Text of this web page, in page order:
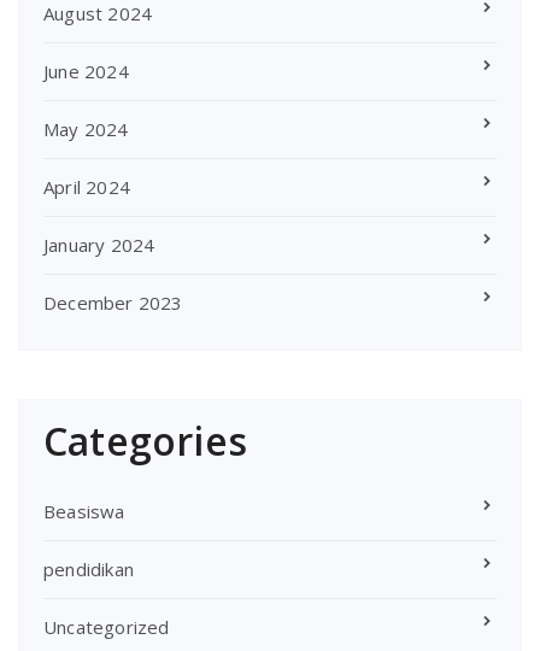
August 2024
June 2024
May 2024
April 2024
January 2024
December 2023
Categories
Beasiswa
pendidikan
Uncategorized